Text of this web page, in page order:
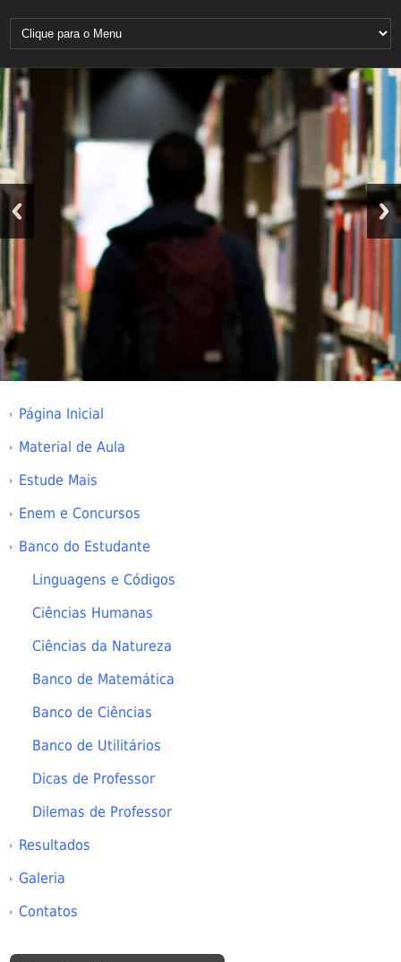
Página Inicial
Material de Aula
Estude Mais
Enem e Concursos
Banco do Estudante
Linguagens e Códigos
Ciências Humanas
Ciências da Natureza
Banco de Matemática
Banco de Ciências
Banco de Utilitários
Dicas de Professor
Dilemas de Professor
Resultados
Galeria
Contatos